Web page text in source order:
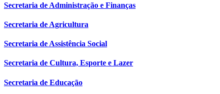
Secretaria de Administração e Finanças
Secretaria de Agricultura
Secretaria de Assistência Social
Secretaria de Cultura, Esporte e Lazer
Secretaria de Educação